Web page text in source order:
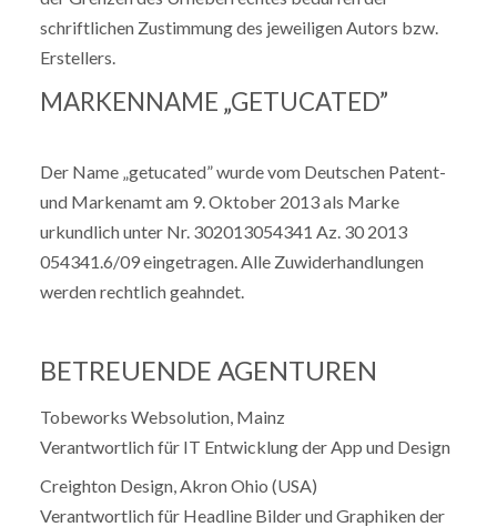
schriftlichen Zustimmung des jeweiligen Autors bzw.
Erstellers.
MARKENNAME „GETUCATED”
Der Name „getucated” wurde vom Deutschen Patent-
und Markenamt am 9. Oktober 2013 als Marke
urkundlich unter Nr. 302013054341 Az. 30 2013
054341.6/09 eingetragen. Alle Zuwiderhandlungen
werden rechtlich geahndet.
BETREUENDE AGENTUREN
Tobeworks Websolution, Mainz
Verantwortlich für IT Entwicklung der App und Design
Creighton Design, Akron Ohio (USA)
Verantwortlich für Headline Bilder und Graphiken der